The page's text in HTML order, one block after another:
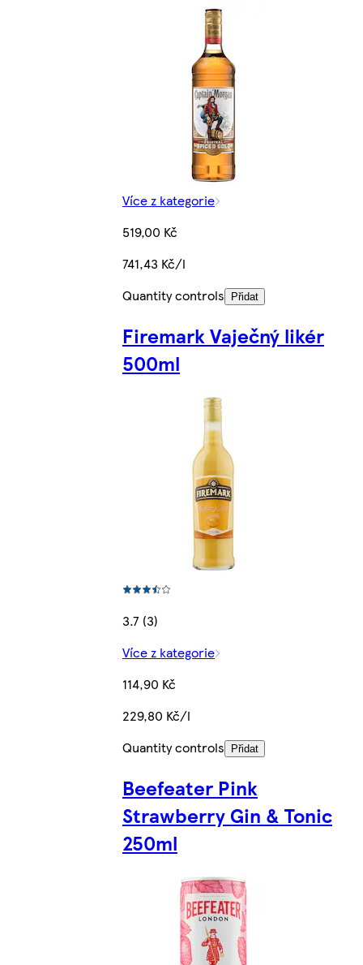
Více z kategorie
519,00 Kč
741,43 Kč/l
Quantity controls
Přidat
Firemark Vaječný likér
500ml
3.7 (3)
Více z kategorie
114,90 Kč
229,80 Kč/l
Quantity controls
Přidat
Beefeater Pink
Strawberry Gin & Tonic
250ml